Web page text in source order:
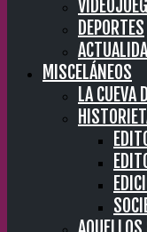
DEPORTES
MISCELÁNEOS
LA CUEVA